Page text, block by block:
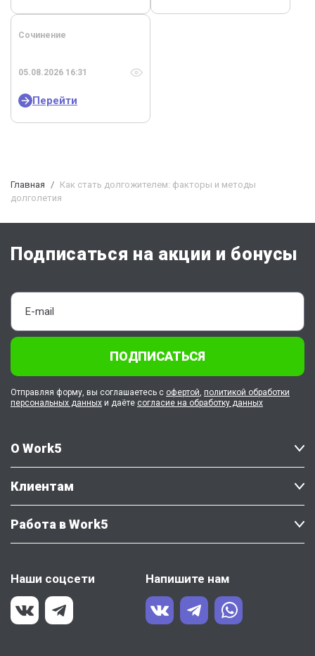
Сочинение
05.08.2026 16:31
Перейти
Главная
Как стать долгожителем: факторы и методы
долголетия
О Work5
Клиентам
Работа в Work5
Наши соцсети Напишите нам
Подписаться на акции и бонусы
ПОДПИСАТЬСЯ
Отправляя форму, вы соглашаетесь с офертой, политикой обработки
персональных данных и даёте согласие на обработку данных